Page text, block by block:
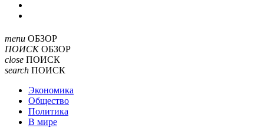
menu ОБЗОР
ПОИСК ОБЗОР
close ПОИСК
search ПОИСК
Экономика
Общество
Политика
В мире